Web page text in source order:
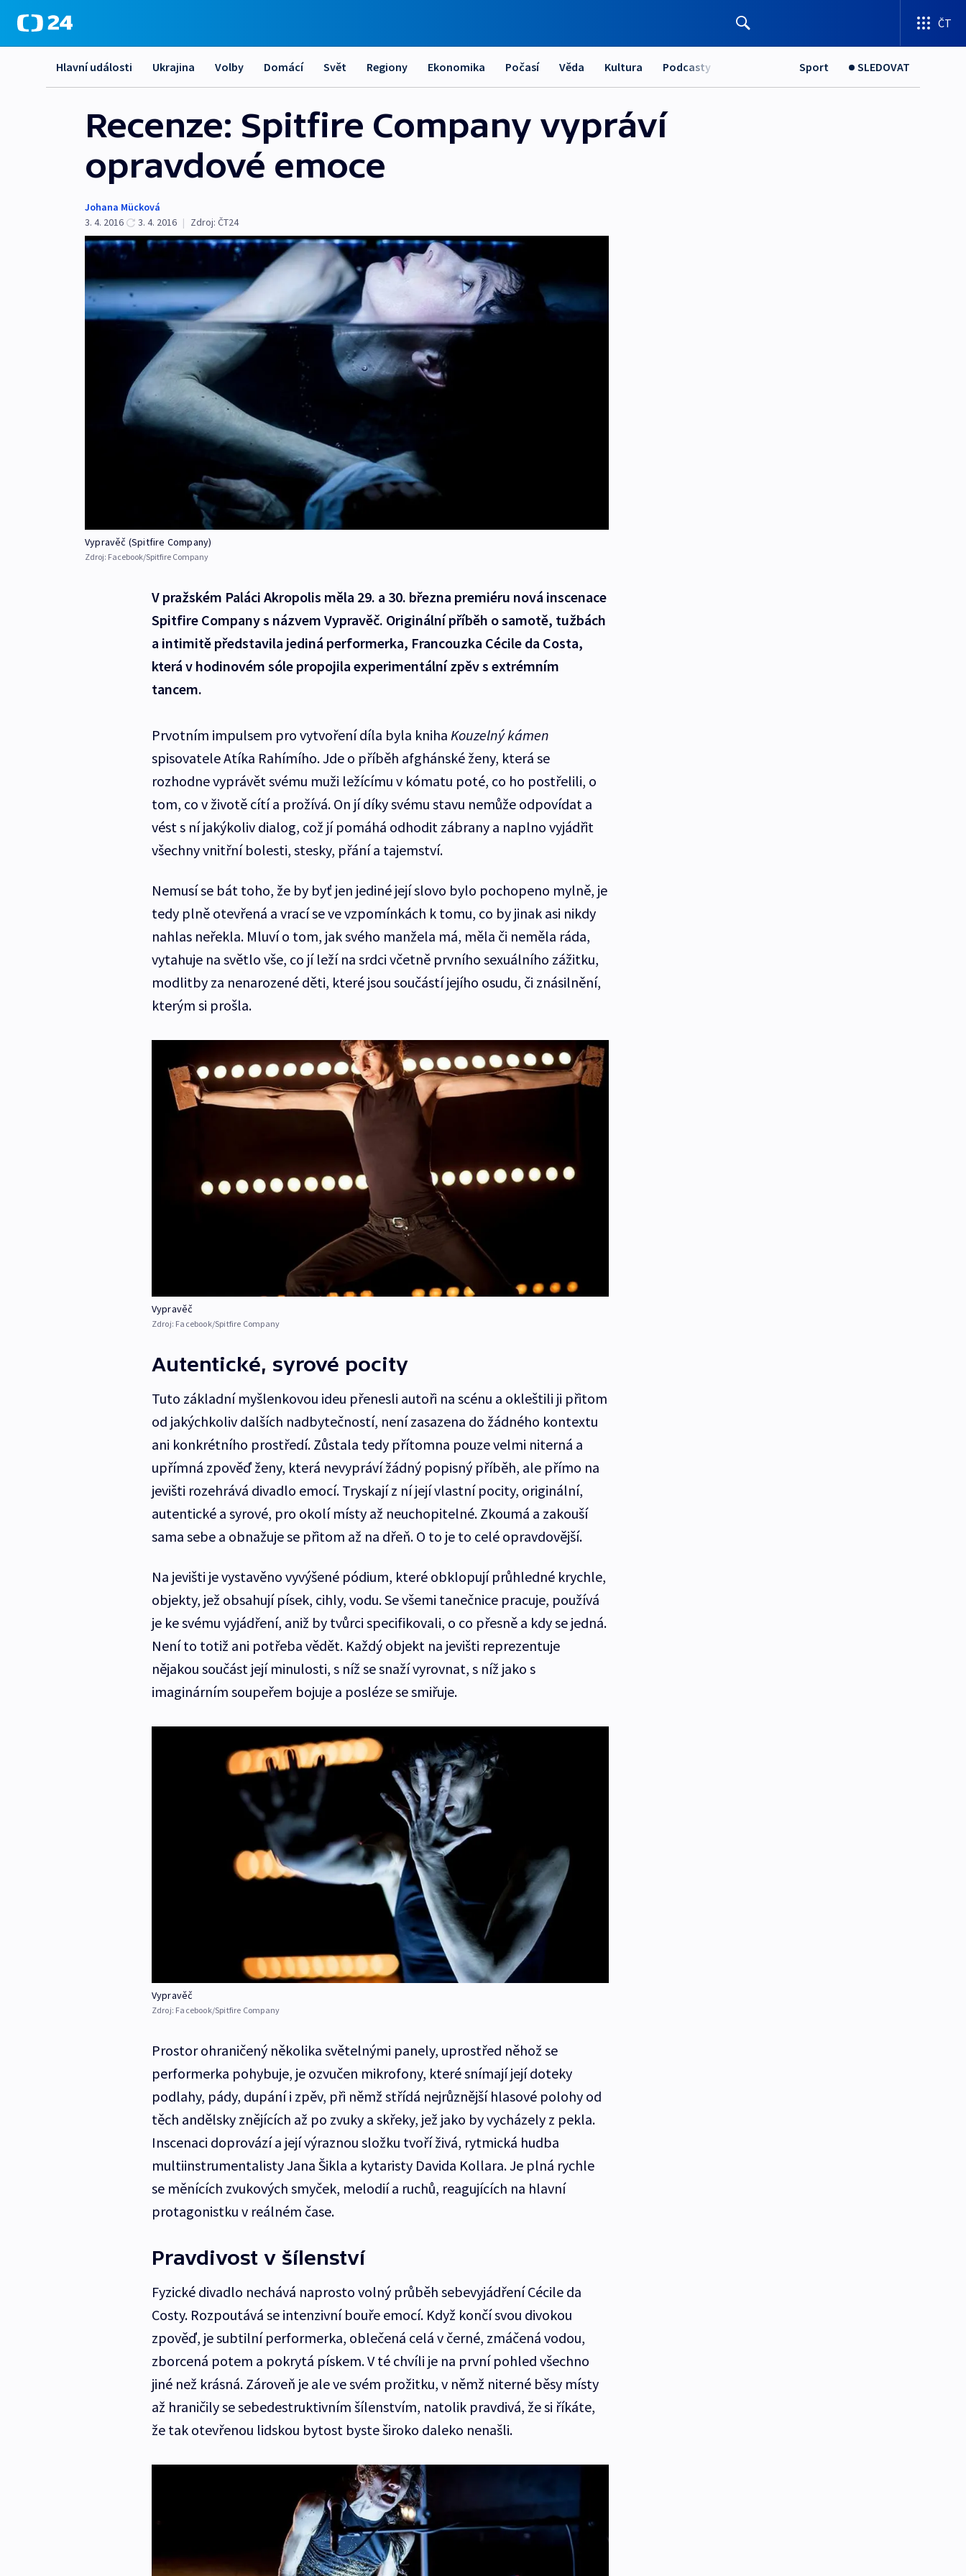
ČT
Hlavní události Ukrajina Volby Domácí Svět Regiony Ekonomika Počasí Věda Kultura Podcasty Sport SLEDOVAT
Recenze: Spitfire Company vypráví
opravdové emoce
Johana Mücková
3. 4. 2016
3. 4. 2016 | Zdroj: ČT24
Vypravěč (Spitfire Company)
Zdroj: Facebook/Spitfire Company
V pražském Paláci Akropolis měla 29. a 30. března premiéru nová inscenace
Spitfire Company s názvem Vypravěč. Originální příběh o samotě, tužbách
a intimitě představila jediná performerka, Francouzka Cécile da Costa,
která v hodinovém sóle propojila experimentální zpěv s extrémním
tancem.
Prvotním impulsem pro vytvoření díla byla kniha Kouzelný kámen
spisovatele Atíka Rahímího. Jde o příběh afghánské ženy, která se
rozhodne vyprávět svému muži ležícímu v kómatu poté, co ho postřelili, o
tom, co v životě cítí a prožívá. On jí díky svému stavu nemůže odpovídat a
vést s ní jakýkoliv dialog, což jí pomáhá odhodit zábrany a naplno vyjádřit
všechny vnitřní bolesti, stesky, přání a tajemství.
Nemusí se bát toho, že by byť jen jediné její slovo bylo pochopeno mylně, je
tedy plně otevřená a vrací se ve vzpomínkách k tomu, co by jinak asi nikdy
nahlas neřekla. Mluví o tom, jak svého manžela má, měla či neměla ráda,
vytahuje na světlo vše, co jí leží na srdci včetně prvního sexuálního zážitku,
modlitby za nenarozené děti, které jsou součástí jejího osudu, či znásilnění,
kterým si prošla.
Vypravěč
Zdroj: Facebook/Spitfire Company
Autentické, syrové pocity
Tuto základní myšlenkovou ideu přenesli autoři na scénu a okleštili ji přitom
od jakýchkoliv dalších nadbytečností, není zasazena do žádného kontextu
ani konkrétního prostředí. Zůstala tedy přítomna pouze velmi niterná a
upřímná zpověď ženy, která nevypráví žádný popisný příběh, ale přímo na
jevišti rozehrává divadlo emocí. Tryskají z ní její vlastní pocity, originální,
autentické a syrové, pro okolí místy až neuchopitelné. Zkoumá a zakouší
sama sebe a obnažuje se přitom až na dřeň. O to je to celé opravdovější.
Na jevišti je vystavěno vyvýšené pódium, které obklopují průhledné krychle,
objekty, jež obsahují písek, cihly, vodu. Se všemi tanečnice pracuje, používá
je ke svému vyjádření, aniž by tvůrci specifikovali, o co přesně a kdy se jedná.
Není to totiž ani potřeba vědět. Každý objekt na jevišti reprezentuje
nějakou součást její minulosti, s níž se snaží vyrovnat, s níž jako s
imaginárním soupeřem bojuje a posléze se smiřuje.
Vypravěč
Zdroj: Facebook/Spitfire Company
Prostor ohraničený několika světelnými panely, uprostřed něhož se
performerka pohybuje, je ozvučen mikrofony, které snímají její doteky
podlahy, pády, dupání i zpěv, při němž střídá nejrůznější hlasové polohy od
těch andělsky znějících až po zvuky a skřeky, jež jako by vycházely z pekla.
Inscenaci doprovází a její výraznou složku tvoří živá, rytmická hudba
multiinstrumentalisty Jana Šikla a kytaristy Davida Kollara. Je plná rychle
se měnících zvukových smyček, melodií a ruchů, reagujících na hlavní
protagonistku v reálném čase.
Pravdivost v šílenství
Fyzické divadlo nechává naprosto volný průběh sebevyjádření Cécile da
Costy. Rozpoutává se intenzivní bouře emocí. Když končí svou divokou
zpověď, je subtilní performerka, oblečená celá v černé, zmáčená vodou,
zborcená potem a pokrytá pískem. V té chvíli je na první pohled všechno
jiné než krásná. Zároveň je ale ve svém prožitku, v němž niterné běsy místy
až hraničily se sebedestruktivním šílenstvím, natolik pravdivá, že si říkáte,
že tak otevřenou lidskou bytost byste široko daleko nenašli.